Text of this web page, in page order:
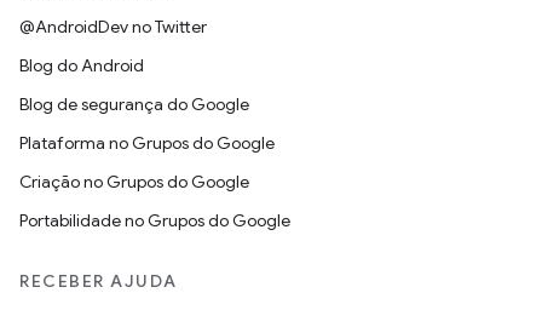
@AndroidDev no Twitter
Blog do Android
Blog de segurança do Google
Plataforma no Grupos do Google
Criação no Grupos do Google
Portabilidade no Grupos do Google
RECEBER AJUDA